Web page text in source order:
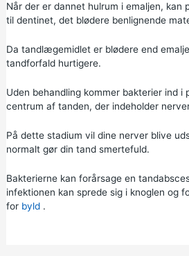
Når der er dannet hulrum i emaljen, kan
til dentinet, det blødere benlignende
Da tandlægemidlet er blødere end
tandforfald hurtigere.
Uden behandling kommer bakterier ind i
centrum af tanden, der indeholder
På dette stadium vil dine nerver blive
normalt gør din tand smertefuld.
Bakterierne kan forårsage en
infektionen kan sprede sig i knoglen og
for byld.